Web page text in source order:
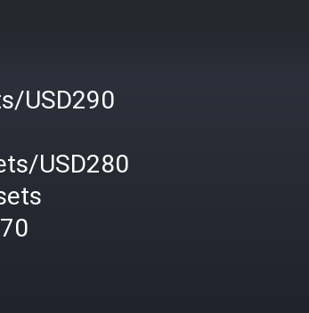
USD290
USD280